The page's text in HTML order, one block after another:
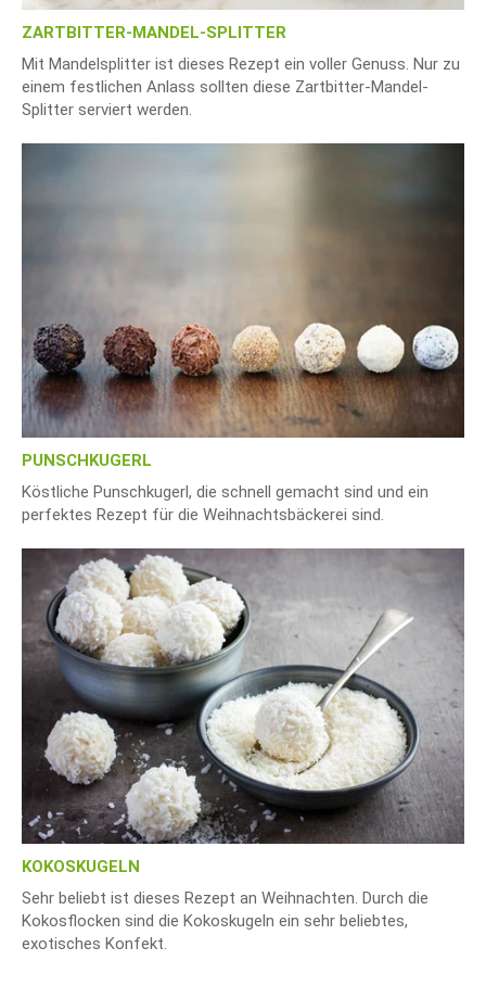
ZARTBITTER-MANDEL-SPLITTER
Mit Mandelsplitter ist dieses Rezept ein voller Genuss. Nur zu
einem festlichen Anlass sollten diese Zartbitter-Mandel-
Splitter serviert werden.
PUNSCHKUGERL
Köstliche Punschkugerl, die schnell gemacht sind und ein
perfektes Rezept für die Weihnachtsbäckerei sind.
KOKOSKUGELN
Sehr beliebt ist dieses Rezept an Weihnachten. Durch die
Kokosflocken sind die Kokoskugeln ein sehr beliebtes,
exotisches Konfekt.